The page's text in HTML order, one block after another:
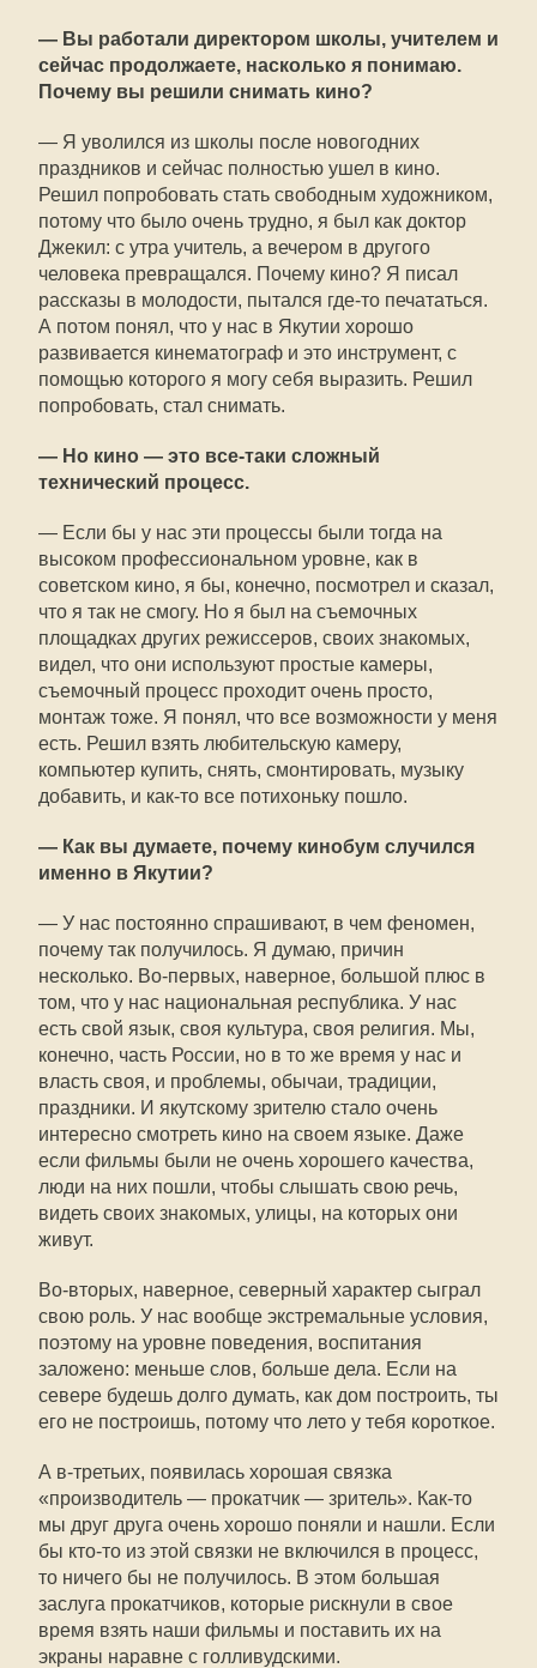
— Вы работали директором школы, учителем и
сейчас продолжаете, насколько я понимаю.
Почему вы решили снимать кино?
— Я уволился из школы после новогодних
праздников и сейчас полностью ушел в кино.
Решил попробовать стать свободным художником,
потому что было очень трудно, я был как доктор
Джекил: с утра учитель, а вечером в другого
человека превращался. Почему кино? Я писал
рассказы в молодости, пытался где-то печататься.
А потом понял, что у нас в Якутии хорошо
развивается кинематограф и это инструмент, с
помощью которого я могу себя выразить. Решил
попробовать, стал снимать.
— Но кино — это все-таки сложный
технический процесс.
— Если бы у нас эти процессы были тогда на
высоком профессиональном уровне, как в
советском кино, я бы, конечно, посмотрел и сказал,
что я так не смогу. Но я был на съемочных
площадках других режиссеров, своих знакомых,
видел, что они используют простые камеры,
съемочный процесс проходит очень просто,
монтаж тоже. Я понял, что все возможности у меня
есть. Решил взять любительскую камеру,
компьютер купить, снять, смонтировать, музыку
добавить, и как-то все потихоньку пошло.
— Как вы думаете, почему кинобум случился
именно в Якутии?
— У нас постоянно спрашивают, в чем феномен,
почему так получилось. Я думаю, причин
несколько. Во-первых, наверное, большой плюс в
том, что у нас национальная республика. У нас
есть свой язык, своя культура, своя религия. Мы,
конечно, часть России, но в то же время у нас и
власть своя, и проблемы, обычаи, традиции,
праздники. И якутскому зрителю стало очень
интересно смотреть кино на своем языке. Даже
если фильмы были не очень хорошего качества,
люди на них пошли, чтобы слышать свою речь,
видеть своих знакомых, улицы, на которых они
живут.
Во-вторых, наверное, северный характер сыграл
свою роль. У нас вообще экстремальные условия,
поэтому на уровне поведения, воспитания
заложено: меньше слов, больше дела. Если на
севере будешь долго думать, как дом построить, ты
его не построишь, потому что лето у тебя короткое.
А в-третьих, появилась хорошая связка
«производитель — прокатчик — зритель». Как-то
мы друг друга очень хорошо поняли и нашли. Если
бы кто-то из этой связки не включился в процесс,
то ничего бы не получилось. В этом большая
заслуга прокатчиков, которые рискнули в свое
время взять наши фильмы и поставить их на
экраны наравне с голливудскими.